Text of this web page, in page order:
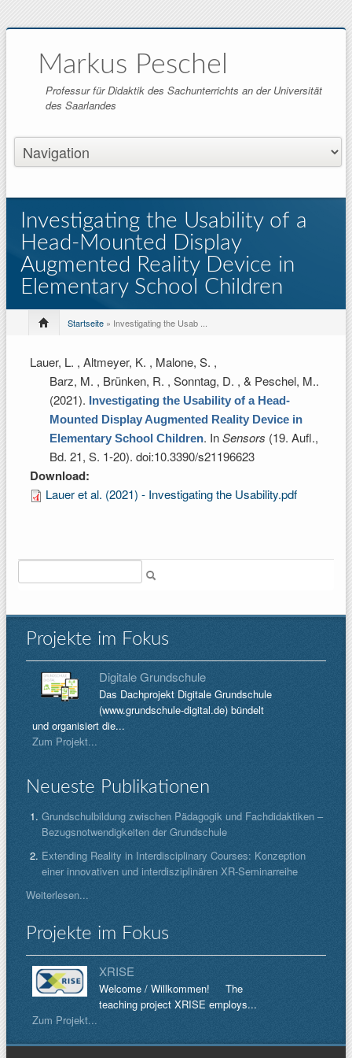
Markus Peschel
Professur für Didaktik des Sachunterrichts an der Universität
des Saarlandes
Investigating the Usability of a
Head-Mounted Display
Augmented Reality Device in
Elementary School Children
Startseite » Investigating the Usab ...
Lauer, L. , Altmeyer, K. , Malone, S. ,
Barz, M. , Brünken, R. , Sonntag, D. , & Peschel, M..
(2021). Investigating the Usability of a Head-
Mounted Display Augmented Reality Device in
Elementary School Children. InSensors (19. Aufl.,
Bd. 21, S. 1-20). doi:10.3390/s21196623
Download:
Lauer et al. (2021) - Investigating the Usability.pdf
Projekte im Fokus
Digitale Grundschule
Das Dachprojekt Digitale Grundschule
(www.grundschule-digital.de) bündelt
und organisiert die...
Zum Projekt...
Neueste Publikationen
Grundschulbildung zwischen Pädagogik und Fachdidaktiken –
Bezugsnotwendigkeiten der Grundschule
Extending Reality in Interdisciplinary Courses: Konzeption
einer innovativen und interdisziplinären XR-Seminarreihe
Weiterlesen...
Projekte im Fokus
XRISE
Welcome / Willkommen! The
teaching project XRISE employs...
Zum Projekt...